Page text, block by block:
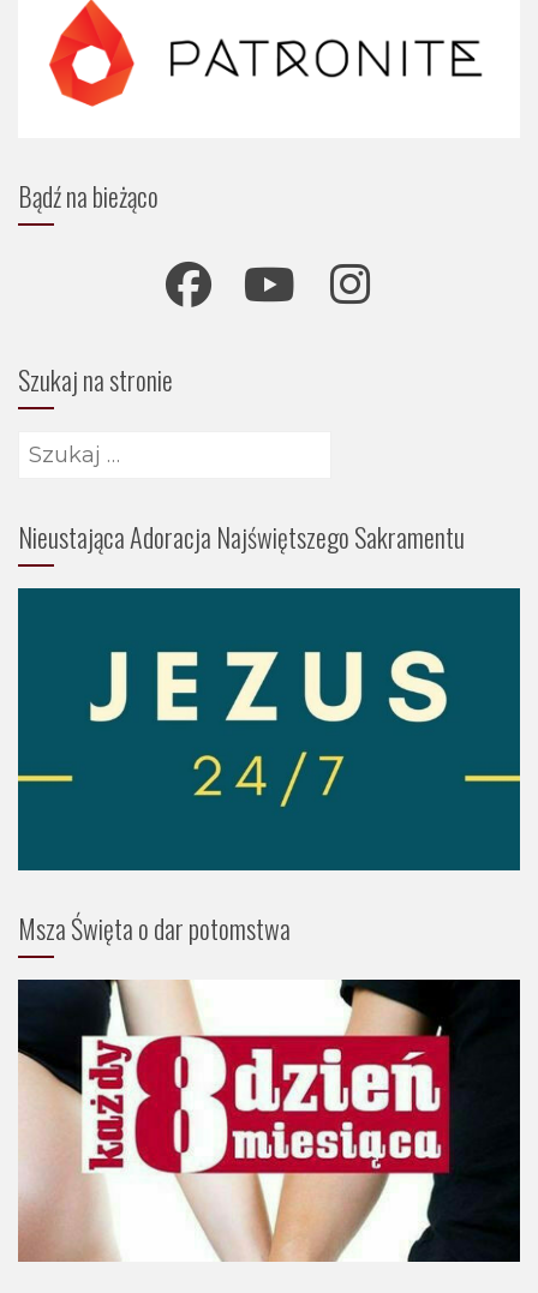
Bądź na bieżąco
Szukaj na stronie
Szukaj:
Nieustająca Adoracja Najświętszego Sakramentu
Msza Święta o dar potomstwa